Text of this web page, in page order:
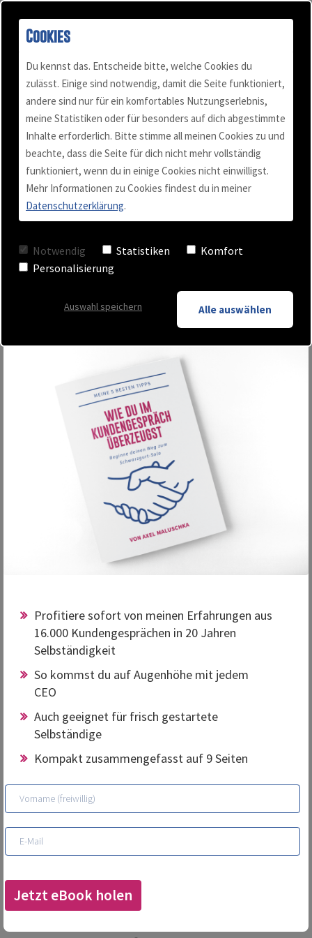
Hol dir mein kostenloses eBook!
Meine 5 besten Tipps,
wie du im
Kundengespräch
überzeugst
Profitiere sofort von meinen Erfahrungen aus
16.000 Kundengesprächen in 20 Jahren
Selbständigkeit
So kommst du auf Augenhöhe mit jedem
CEO
Auch geeignet für frisch gestartete
Selbständige
Kompakt zusammengefasst auf 9 Seiten
Jetzt eBook holen
Cookies
Du kennst das. Entscheide bitte, welche Cookies du
zulässt. Einige sind notwendig, damit die Seite funktioniert,
andere sind nur für ein komfortables Nutzungserlebnis,
meine Statistiken oder für besonders auf dich abgestimmte
Inhalte erforderlich. Bitte stimme all meinen Cookies zu und
beachte, dass die Seite für dich nicht mehr vollständig
funktioniert, wenn du in einige Cookies nicht einwilligst.
Mehr Informationen zu Cookies findest du in meiner
Datenschutzerklärung.
Notwendig Statistiken
Komfort
Personalisierung
Auswahl speichern Alle auswählen